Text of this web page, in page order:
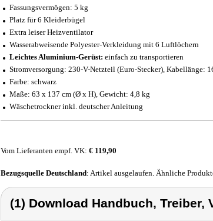
Fassungsvermögen: 5 kg
Platz für 6 Kleiderbügel
Extra leiser Heizventilator
Wasserabweisende Polyester-Verkleidung mit 6 Luftlöchern
Leichtes Aluminium-Gerüst: einfach zu transportieren
Stromversorgung: 230-V-Netzteil (Euro-Stecker), Kabellänge:
Farbe: schwarz
Maße: 63 x 137 cm (Ø x H), Gewicht: 4,8 kg
Wäschetrockner inkl. deutscher Anleitung
Vom Lieferanten empf. VK: € 119,90
Bezugsquelle Deutschland: Artikel ausgelaufen. Ähnliche
(1) Download Handbuch, Treiber,